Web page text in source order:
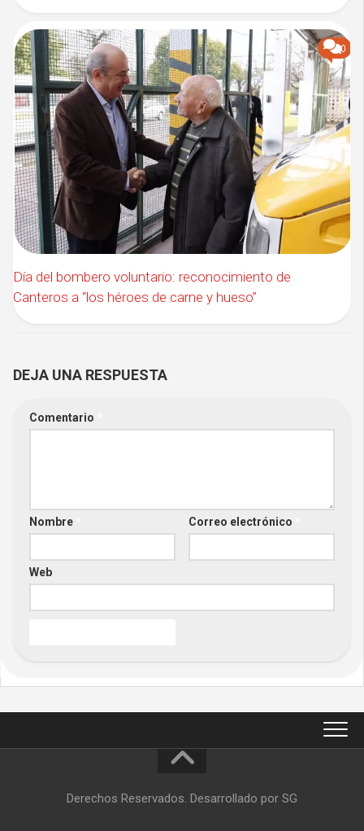
0
Día del bombero voluntario: reconocimiento de
Canteros a “los héroes de carne y hueso”
DEJA UNA RESPUESTA
Comentario
Nombre Correo electrónico
Web
Derechos Reservados. Desarrollado por SG